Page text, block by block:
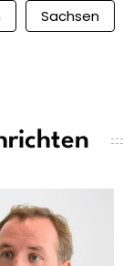
Sachsen